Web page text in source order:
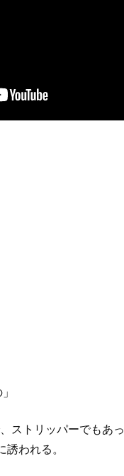
ストリッパーでもあ
誘われる。